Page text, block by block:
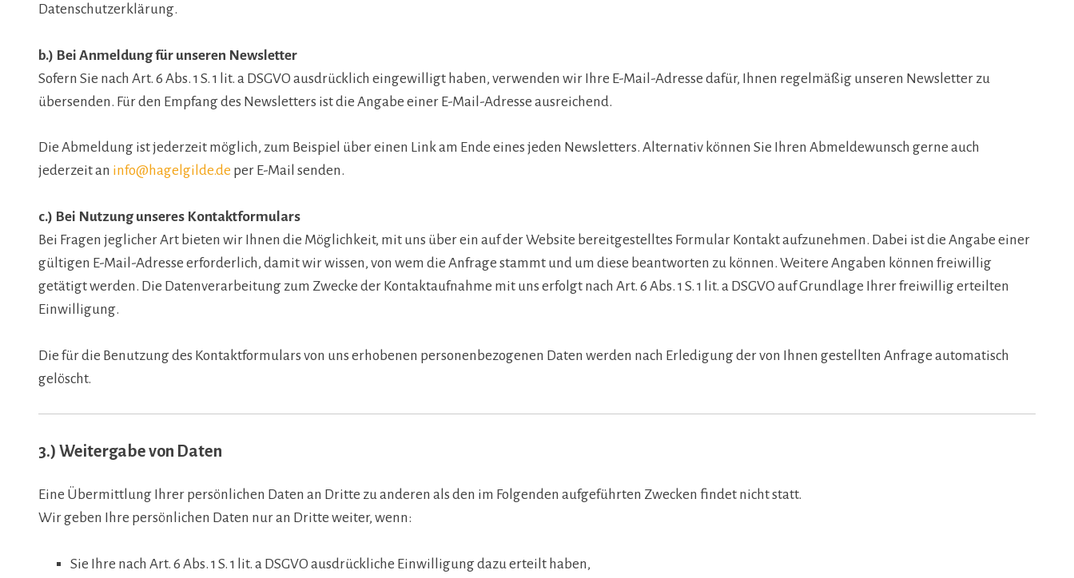
Datenschutzerklärung.
b.) Bei Anmeldung für unseren Newsletter
Sofern Sie nach Art. 6 Abs. 1 S. 1 lit. a DSGVO ausdrücklich eingewilligt haben, verwenden wir Ihre E-Mail-Adresse dafür, Ihnen regelmäßig unseren Newsletter zu
übersenden. Für den Empfang des Newsletters ist die Angabe einer E-Mail-Adresse ausreichend.
Die Abmeldung ist jederzeit möglich, zum Beispiel über einen Link am Ende eines jeden Newsletters. Alternativ können Sie Ihren Abmeldewunsch gerne auch
jederzeit an info@hagelgilde.de per E-Mail senden.
c.) Bei Nutzung unseres Kontaktformulars
Bei Fragen jeglicher Art bieten wir Ihnen die Möglichkeit, mit uns über ein auf der Website bereitgestelltes Formular Kontakt aufzunehmen. Dabei ist die Angabe einer
gültigen E-Mail-Adresse erforderlich, damit wir wissen, von wem die Anfrage stammt und um diese beantworten zu können. Weitere Angaben können freiwillig
getätigt werden. Die Datenverarbeitung zum Zwecke der Kontaktaufnahme mit uns erfolgt nach Art. 6 Abs. 1 S. 1 lit. a DSGVO auf Grundlage Ihrer freiwillig erteilten
Einwilligung.
Die für die Benutzung des Kontaktformulars von uns erhobenen personenbezogenen Daten werden nach Erledigung der von Ihnen gestellten Anfrage automatisch
gelöscht.
3.) Weitergabe von Daten
Eine Übermittlung Ihrer persönlichen Daten an Dritte zu anderen als den im Folgenden aufgeführten Zwecken findet nicht statt.
Wir geben Ihre persönlichen Daten nur an Dritte weiter, wenn:
Sie Ihre nach Art. 6 Abs. 1 S. 1 lit. a DSGVO ausdrückliche Einwilligung dazu erteilt haben,